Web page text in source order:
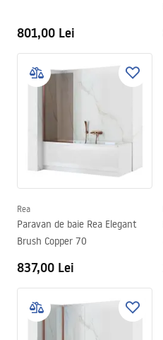
801,00 Lei
Rea
Paravan de baie Rea Elegant
Brush Copper 70
837,00 Lei